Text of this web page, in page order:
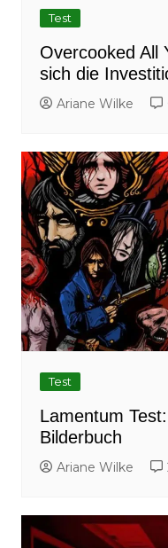
Test
Overcooked All
sich die
Ariane Wilke
Test
Lamentum
Bilderbuch
Ariane Wilke